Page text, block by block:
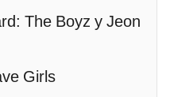
The Boyz y Jeon
Girls